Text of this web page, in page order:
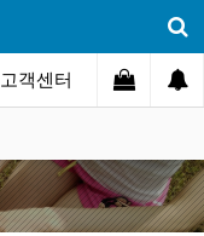
고객센터